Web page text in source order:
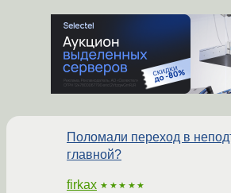
Поломали переход в
главной?
firkax ★★★★★